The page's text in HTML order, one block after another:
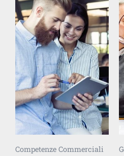
Competenze Commerciali